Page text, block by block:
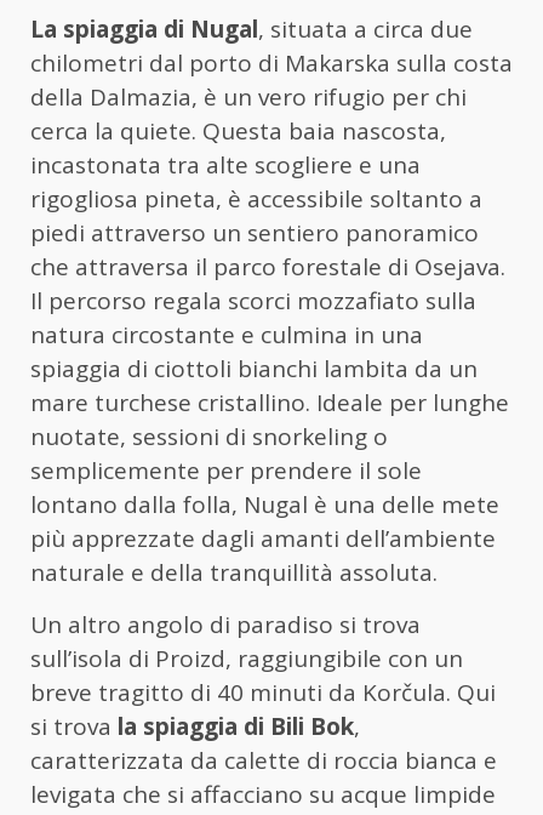
La spiaggia di Nugal, situata a circa due
chilometri dal porto di Makarska sulla costa
della Dalmazia, è un vero rifugio per chi
cerca la quiete. Questa baia nascosta,
incastonata tra alte scogliere e una
rigogliosa pineta, è accessibile soltanto a
piedi attraverso un sentiero panoramico
che attraversa il parco forestale di Osejava.
Il percorso regala scorci mozzafiato sulla
natura circostante e culmina in una
spiaggia di ciottoli bianchi lambita da un
mare turchese cristallino. Ideale per lunghe
nuotate, sessioni di snorkeling o
semplicemente per prendere il sole
lontano dalla folla, Nugal è una delle mete
più apprezzate dagli amanti dell’ambiente
naturale e della tranquillità assoluta.
Un altro angolo di paradiso si trova
sull’isola di Proizd, raggiungibile con un
breve tragitto di 40 minuti da Korčula. Qui
si trova la spiaggia di Bili Bok,
caratterizzata da calette di roccia bianca e
levigata che si affacciano su acque limpide